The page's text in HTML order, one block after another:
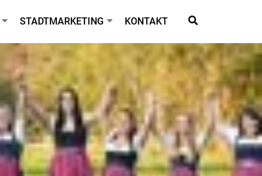
STADTMARKETING KONTAKT